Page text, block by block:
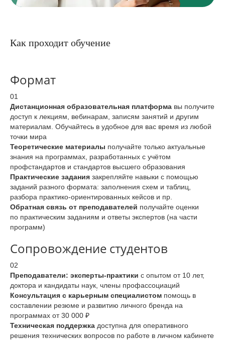
Как проходит обучение
Формат
01
Дистанционная образовательная платформа вы получите
доступ к лекциям, вебинарам, записям занятий и другим
материалам. Обучайтесь в удобное для вас время из любой
точки мира
Теоретические материалы получайте только актуальные
знания на программах, разработанных с учётом
профстандартов и стандартов высшего образования
Практические задания закрепляйте навыки с помощью
заданий разного формата: заполнения схем и таблиц,
разбора практико-ориентированных кейсов и пр.
Обратная связь от преподавателей получайте оценки
по практическим заданиям и ответы экспертов (на части
программ)
Сопровождение студентов
02
Преподаватели: эксперты-практики с опытом от 10 лет,
доктора и кандидаты наук, члены профассоциаций
Консультация с карьерным специалистом помощь в
составлении резюме и развитию личного бренда на
программах от 30 000 ₽
Техническая поддержка доступна для оперативного
решения технических вопросов по работе в личном кабинете